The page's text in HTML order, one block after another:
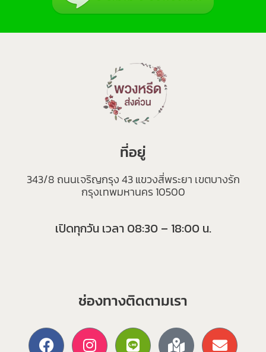
ที่อยู่
343/8 ถนนเจริญกรุง 43 แขวงสี่พระยา เขตบางรัก
กรุงเทพมหานคร 10500
เปิดทุกวัน เวลา 08:30 – 18:00 น.
ช่องทางติดตามเรา